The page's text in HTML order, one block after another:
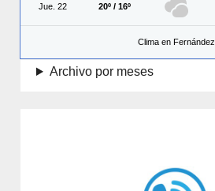
Jue. 22 20º / 16º
Clima en Fernández
Archivo por meses